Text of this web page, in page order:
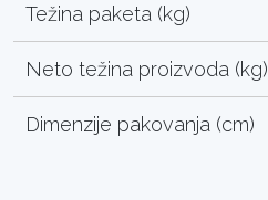
Težina paketa (kg)
Neto težina proizvoda (kg)
Dimenzije pakovanja (cm)